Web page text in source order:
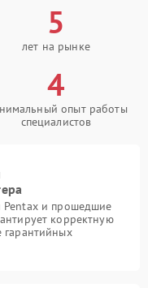
5
лет на рынке
4
опыт работы
специалистов
Pentax и прошедшие
корректную
гарантийных